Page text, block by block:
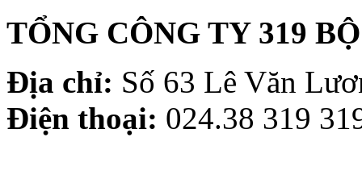
TỔNG CÔNG TY 319
Địa chỉ: Số 63 Lê Văn
Điện thoại: 024.38 319